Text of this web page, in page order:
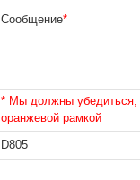
Сообщение*
* Мы должны убедиться,
оранжевой рамкой
D805